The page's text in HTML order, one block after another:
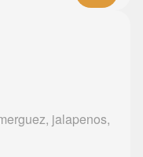
jalapenos,